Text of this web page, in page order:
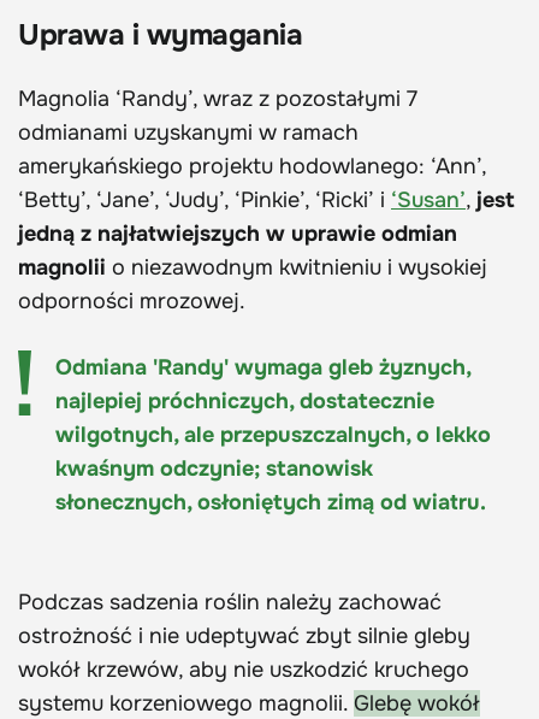
Uprawa i wymagania
Magnolia ‘Randy’, wraz z pozostałymi 7
odmianami uzyskanymi w ramach
amerykańskiego projektu hodowlanego: ‘Ann’,
‘Betty’, ‘Jane’, ‘Judy’, ‘Pinkie’, ‘Ricki’ i ‘Susan’, jest
jedną z najłatwiejszych w uprawie odmian
magnolii o niezawodnym kwitnieniu i wysokiej
odporności mrozowej.
Odmiana 'Randy' wymaga gleb żyznych,
najlepiej próchniczych, dostatecznie
wilgotnych, ale przepuszczalnych, o lekko
kwaśnym odczynie; stanowisk
słonecznych, osłoniętych zimą od wiatru.
Podczas sadzenia roślin należy zachować
ostrożność i nie udeptywać zbyt silnie gleby
wokół krzewów, aby nie uszkodzić kruchego
systemu korzeniowego magnolii. Glebę wokół